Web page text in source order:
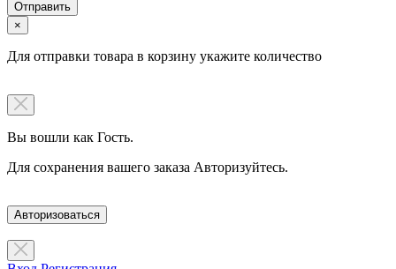
×
Для отправки товара в корзину укажите количество
Вы вошли как Гость.
Для сохранения вашего заказа Авторизуйтесь.
Авторизоваться